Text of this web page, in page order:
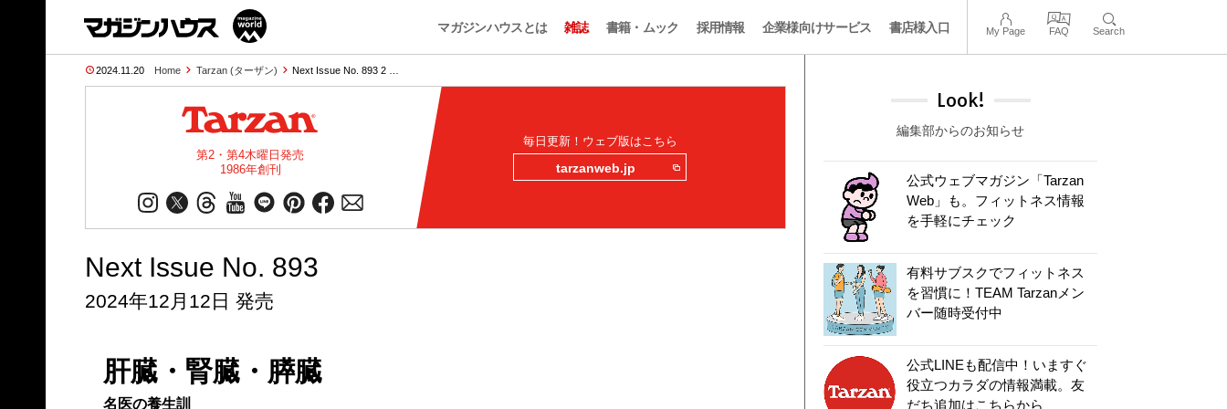
マガジンハウスとは 雑誌 書籍・ムック 採用情報 企業様向けサービス 書店様入口 My Page FAQ Search
2024.11.20 Home Tarzan (ターザン) Next Issue No. 893 2 …
第2・第4木曜日発売
1986年創刊
毎日更新！ウェブ版はこちら
tarzanweb.jp
Next Issue No. 893
2024年12月12日 発売
肝臓・腎臓・膵臓
名医の養生訓
Look!
編集部からのお知らせ
公式ウェブマガジン「Tarzan
Web」も。フィットネス情報
を手軽にチェック
有料サブスクでフィットネス
を習慣に！TEAM Tarzanメン
バー随時受付中
公式LINEも配信中！いますぐ
役立つカラダの情報満載。友
だち追加はこちらから